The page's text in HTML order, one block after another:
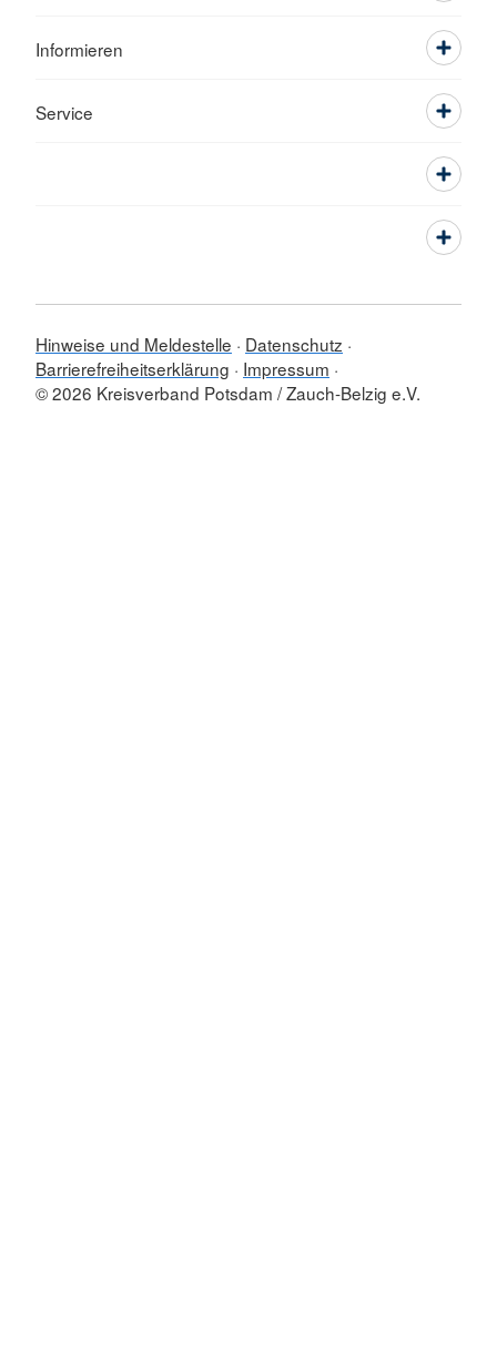
Informieren
Service
Hinweise und Meldestelle
Datenschutz
Barrierefreiheitserklärung
Impressum
© 2026 Kreisverband Potsdam / Zauch-Belzig e.V.